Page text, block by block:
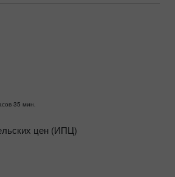
35 мин.
цен (ИПЦ)